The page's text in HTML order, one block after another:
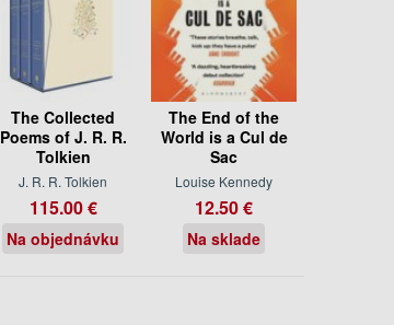
The Collected
Poems of J. R. R.
Tolkien
J. R. R. Tolkien
115.00 €
Na objednávku
The End of the
World is a Cul de
Sac
Louise Kennedy
12.50 €
Na sklade